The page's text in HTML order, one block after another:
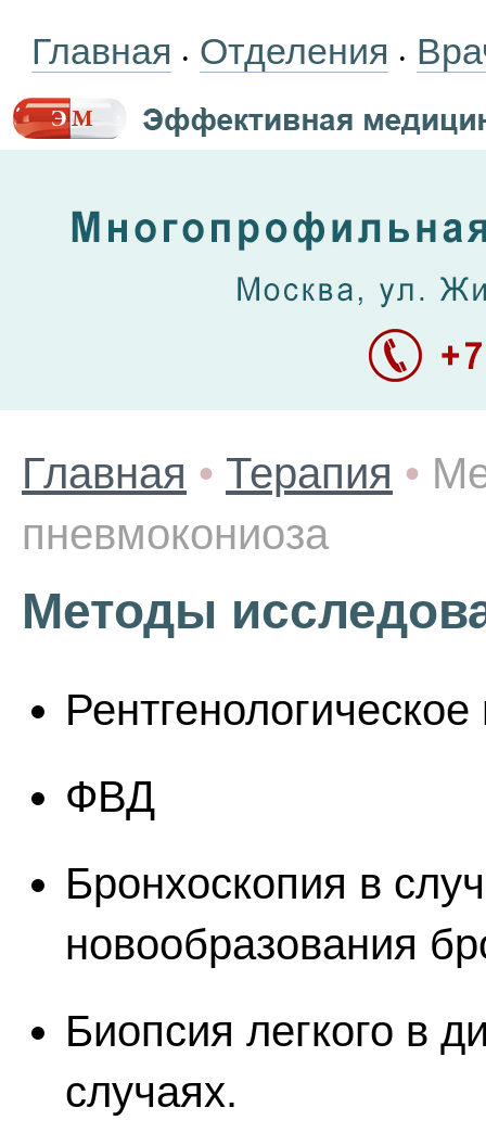
Главная • Отделения •
Главная • Терапия •
пневмокониоза
Методы
ФВД
Бронхоскопия в
новообразования
Биопсия легкого в
случаях.